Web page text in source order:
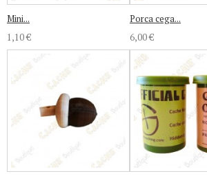
Mini...
1,10 €
Porca cega...
6,00 €